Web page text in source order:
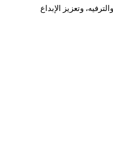
وتعزيز الإبداع